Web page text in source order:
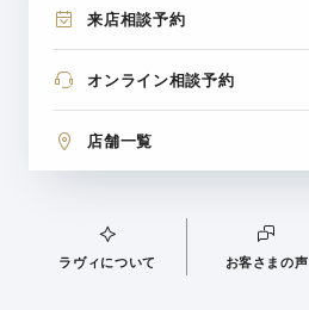
来店相談予約
オンライン相談予約
店舗一覧
ラヴィについて お客さまの声